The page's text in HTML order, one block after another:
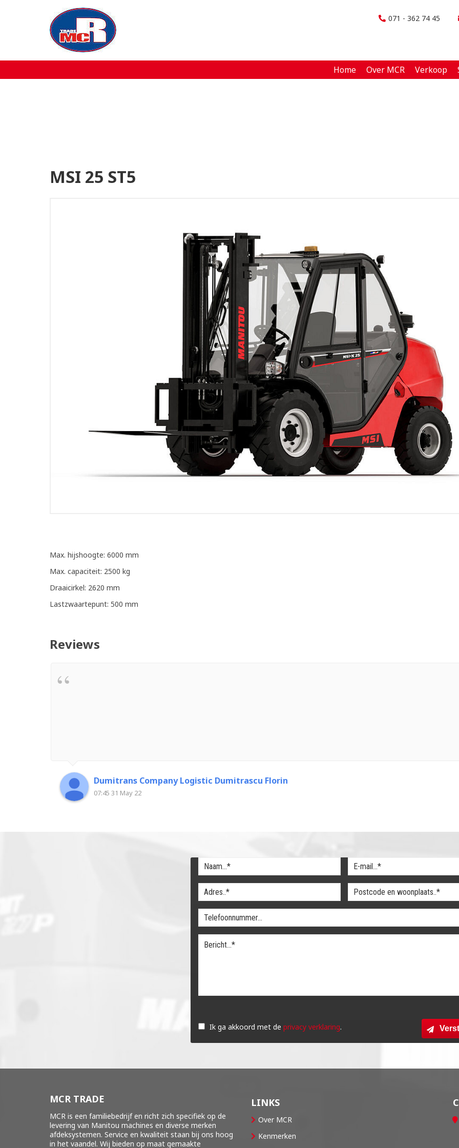
Over MCR
071 - 362 74 45
Home Over MCR Verkoop
MSI 25 ST5
Max. hijshoogte: 6000 mm
Max. capaciteit: 2500 kg
Draaicirkel: 2620 mm
Lastzwaartepunt: 500 mm
Reviews
Dumitrans Company Logistic Dumitrascu Florin
07:45 31 May 22
dit
veld
Ik ga akkoord met de privacy verklaring.
MCR TRADE
MCR is een familiebedrijf en richt zich specifiek op de
levering van Manitou machines en diverse merken
afdeksystemen. Service en kwaliteit staan bij ons hoog
in het vaandel. Wij bieden op maat gemaakte
LINKS
Over MCR
Kenmerken